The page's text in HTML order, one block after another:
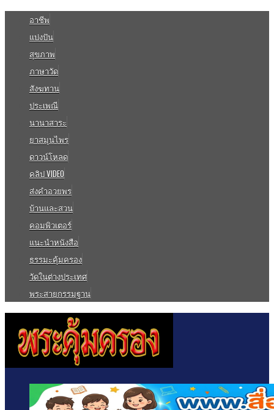
อาชีพ
แบ่งปัน
สุขภาพ
ภาษาวัด
สังฆทาน
ประเพณี
นานาสาระ
ยาสมุนไพร
ดาวน์โหลด
คลิป VIDEO
ส่งคำอวยพร
บ้านและสวน
คอมพิวเตอร์
แนะนำหนังสือ
ธรรมะคุ้มครอง
วัดในต่างประเทศ
พระสายกรรมฐาน